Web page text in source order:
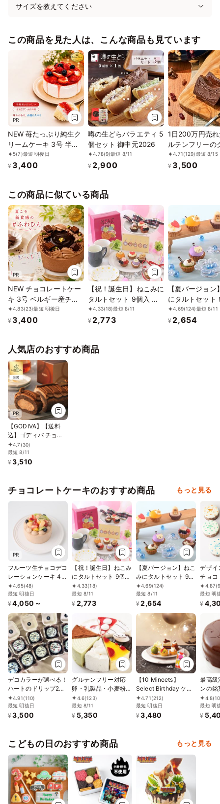
サイズを教えてください
この商品を見た人は、こんな商品も見ています
PR
NEW 苺たっぷり純生ク
リームケーキ 3号 半解
凍でとろける(室温で半
解凍していただくと、外
いただけます) バースデ
ーケーキ お誕生日ケー
キ #ふわひん純生いちご
5(7)最短 明後日
¥ 3,400
噂の生どらバラエティ 5
個セット 御中元2026
4.78(9)最短 8/11
¥ 2,900
1日200万円売
ルテンフリーの
ン達成率1339
ガトーショコラ
4.71(129)最短 8/15
¥ 3,500
この商品に似ている商品
PR
NEW チョコレートケー
キ 3号 ベルギー産チョ
コ 半解凍でとろける(室
温で半解凍していただく
楽しみいただけます)濃
厚クーベルチュールチョ
コ バースデーケーキ お
誕生日ケーキ アニバー
サリーカード #ふわひん
純生ショコラ
4.83(23)最短 明後日
¥ 3,400
【祝！誕生日】ねこみに
タルトセット 9個入 夏
フレーバー
4.33(18)最短 8/11
¥ 2,773
【夏バージョン
にタルトセット
お中元 2026
4.69(124)最短 8/11
¥ 2,654
人気店のおすすめ商品
PR
【GODIVA】【送料
込】ゴディバ チョコ
レートロールケーキ
お中元2026
4.7 (30)
最短 8/11
¥ 3,510
チョコレートケーキのおすすめ商品 もっと見る
PR
フルーツ生チョコデコ
レーションケーキ 4号
12cm
4.65(48)
最短 明後日
¥ 4,050～
【祝！誕生日】ねこみ
にタルトセット 9個入
夏フレーバー
4.33(18)
最短 8/11
¥ 2,773
【夏バージョン】ねこ
みにタルトセット 9個
入 お中元 2026
4.69(124)
最短 8/11
¥ 2,654
デザイ
チョコ
ルケー
号
4.87
最短 明
¥
デコカラーが選べる！
ハートのドリップ2D
ケーキ ランチボック
ス 濃厚チョコVer.
4.91(110)
最短 明後日
¥ 3,500
グルテンフリー対応
卵・乳製品・小麦粉不
使用 よりどり８種の
ホールケーキ 5号
15cm
4.6(123)
最短 8/11
¥ 5,350
【10 Mineets】
Select Birthday ケー
キ6種
4.71(212)
最短 明後日
¥ 3,480
最高級
ンの銘
15cm
4.8
最短 明
¥
こどもの日のおすすめ商品 もっと見る